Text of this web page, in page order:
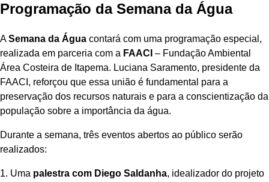
Programação da Semana da Água
ASemana da Água contará com uma programação especial,
realizada em parceria com a FAACI – Fundação Ambiental
Área Costeira de Itapema. Luciana Saramento, presidente da
FAACI, reforçou que essa união é fundamental para a
preservação dos recursos naturais e para a conscientização da
população sobre a importância da água.
Durante a semana, três eventos abertos ao público serão
realizados:
1. Uma palestra com Diego Saldanha, idealizador do projeto